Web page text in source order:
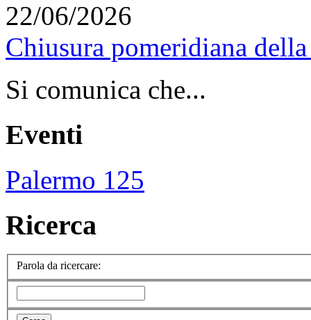
22/06/2026
Chiusura pomeridiana
Si comunica che...
Eventi
Palermo 125
Ricerca
Parola da ricercare: